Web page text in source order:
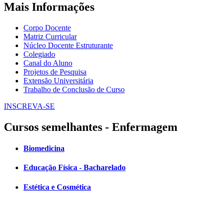
Mais Informações
Corpo Docente
Matriz Curricular
Núcleo Docente Estruturante
Colegiado
Canal do Aluno
Projetos de Pesquisa
Extensão Universitária
Trabalho de Conclusão de Curso
INSCREVA-SE
Cursos semelhantes - Enfermagem
Biomedicina
Educação Física - Bacharelado
Estética e Cosmética